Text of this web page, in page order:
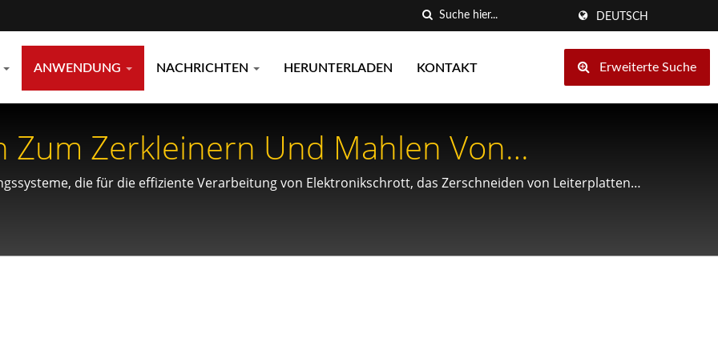
DEUTSCH
ANWENDUNG NACHRICHTEN HERUNTERLADEN KONTAKT Erweiterte Suche
Zum Zerkleinern Und Mahlen Von
Für Das Recycling Von
die für die effiziente Verarbeitung von Elektronikschrott, das Zerschneiden von Leiterplatten